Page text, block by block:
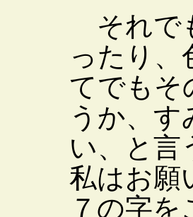
それで
ったり、
てでもそ
うか、
い、と言
私はお願
７の字